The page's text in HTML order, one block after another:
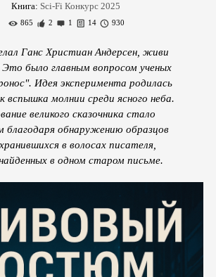
Книга: Sci-Fi Конкурс 2025
865 2 1 14 930
Ганс Христиан Андерсен, живи
Это было главным вопросом ученых
Идея эксперимента родилась
вспышка молнии среди ясного неба.
великого сказочника стало
обнаружению образцов
в волосах писателя,
в одном старом письме.